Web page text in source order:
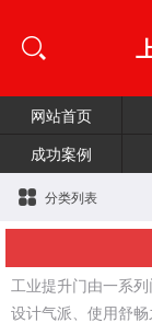
网站首页
成功案例
分类列表
工业提升门由一系
设计气派、使用舒